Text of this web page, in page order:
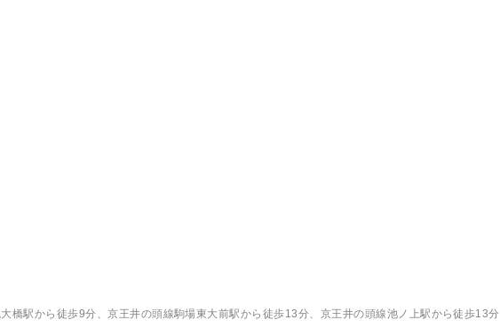
橋駅から徒歩9分、京王井の頭線駒場東大前駅から徒歩13分、京王井の頭線池ノ上駅から徒歩13分